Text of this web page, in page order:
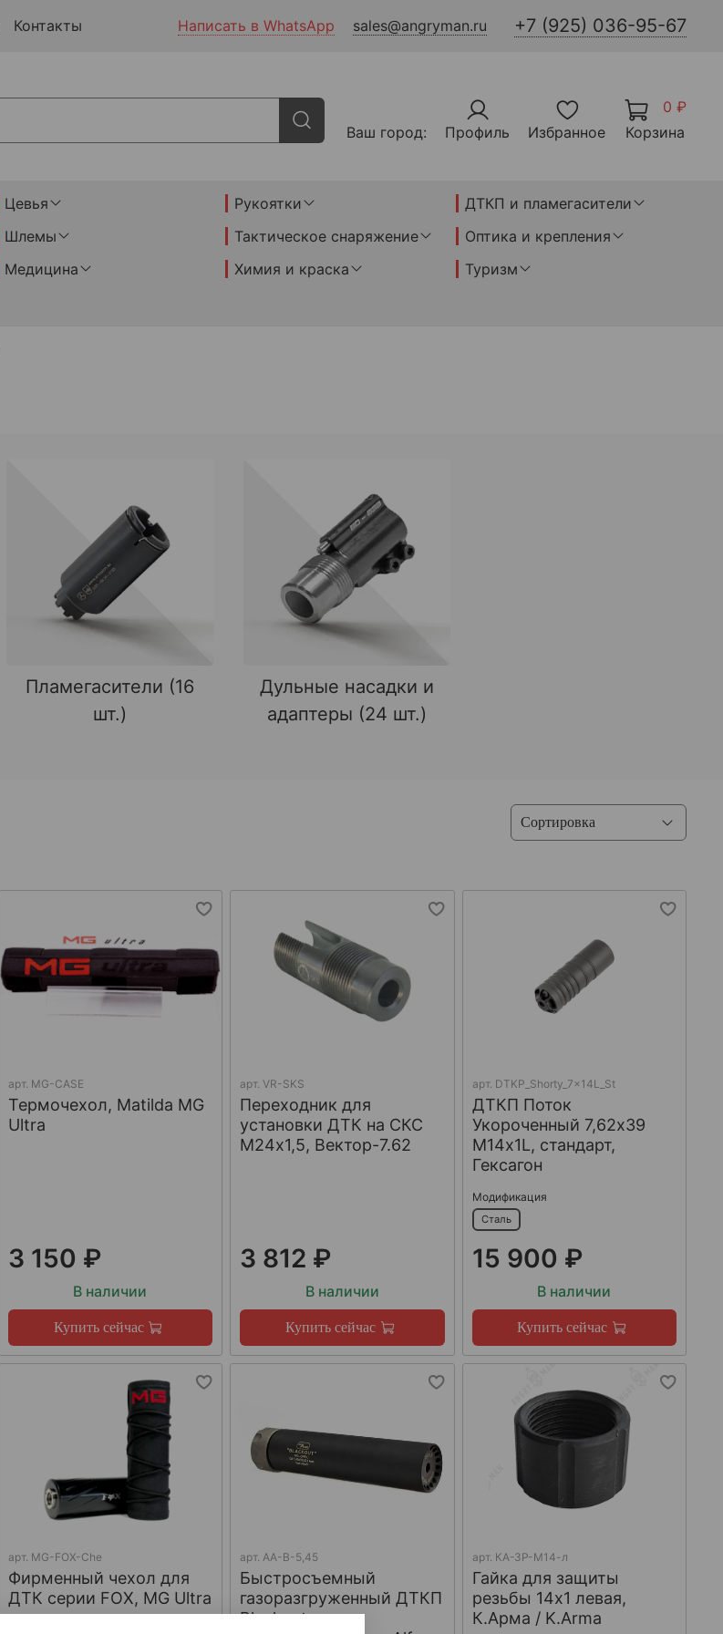
Контакты Написать в WhatsApp sales@angryman.ru +7 (925) 036-95-67
Ваш город: Профиль Избранное
0 ₽
Корзина
Цевья Рукоятки
ДТКП и пламегасители
Шлемы Тактическое снаряжение
Оптика и крепления
Медицина Химия и краска
Туризм
Пламегасители (16
шт.)
Дульные насадки и
адаптеры (24 шт.)
арт. MG-CASE
Термочехол, Matilda MG
Ultra
3 150 ₽
В наличии
Купить сейчас
арт.VR-SKS
Переходник для
установки ДТК на СКС
М24х1,5, Вектор-7.62
3 812 ₽
В наличии
Купить сейчас
арт. DTKP_Shorty_7x14L_St
ДТКП Поток
Укороченный 7,62х39
М14х1L, стандарт,
Гексагон
Модификация
Сталь
15 900 ₽
В наличии
Купить сейчас
арт. MG-FOX-Che
Фирменный чехол для
ДТК серии FOX, MG Ultra
арт. AA-B-5,45
Быстросъемный
газоразгруженный ДТКП
Blackout
арт. КА-ЗР-М14-л
Гайка для защиты
резьбы 14x1 левая,
К.Арма / K.Arma